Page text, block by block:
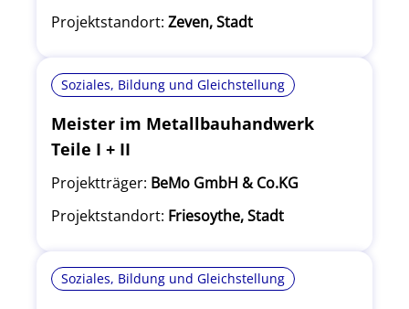
Projektstandort: Zeven, Stadt
Soziales, Bildung und Gleichstellung
Meister im Metallbauhandwerk
Teile I + II
Projektträger: BeMo GmbH & Co.KG
Projektstandort: Friesoythe, Stadt
Soziales, Bildung und Gleichstellung